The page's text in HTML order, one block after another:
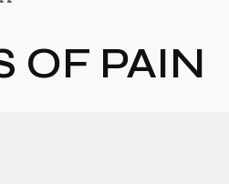
OF PAIN